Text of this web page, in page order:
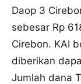
Daop 3
sebesar Rp
Cirebon. KAI
diberikan
Jumlah dana